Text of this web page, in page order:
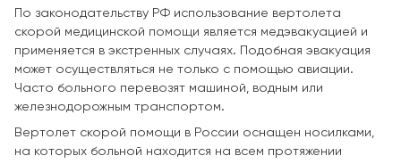
По законодательству РФ использование вертолета
скорой медицинской помощи является медэвакуацией и
применяется в экстренных случаях. Подобная эвакуация
может осуществляться не только с помощью авиации.
Часто больного перевозят машиной, водным или
железнодорожным транспортом.
Вертолет скорой помощи в России оснащен носилками,
на которых больной находится на всем протяжении